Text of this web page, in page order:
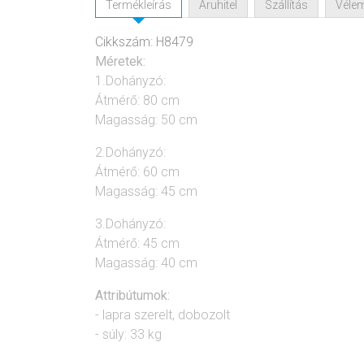
Termékleírás Áruhitel Szállítás
Cikkszám: H8479
Méretek:
1.Dohányzó:
Átmérő: 80 cm
Magasság: 50 cm
2.Dohányzó:
Átmérő: 60 cm
Magasság: 45 cm
3.Dohányzó:
Átmérő: 45 cm
Magasság: 40 cm
Attribútumok:
- lapra szerelt, dobozolt
- súly: 33 kg